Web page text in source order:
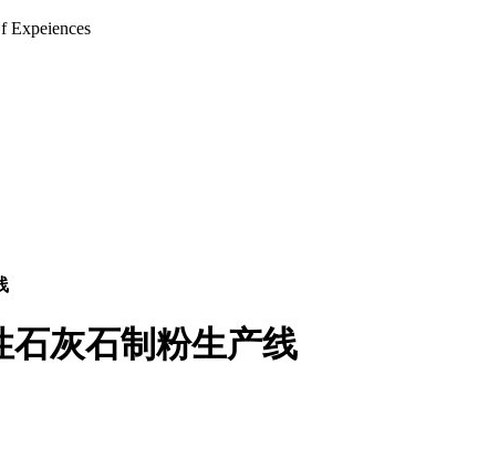
Expeiences
石灰石制粉生产线